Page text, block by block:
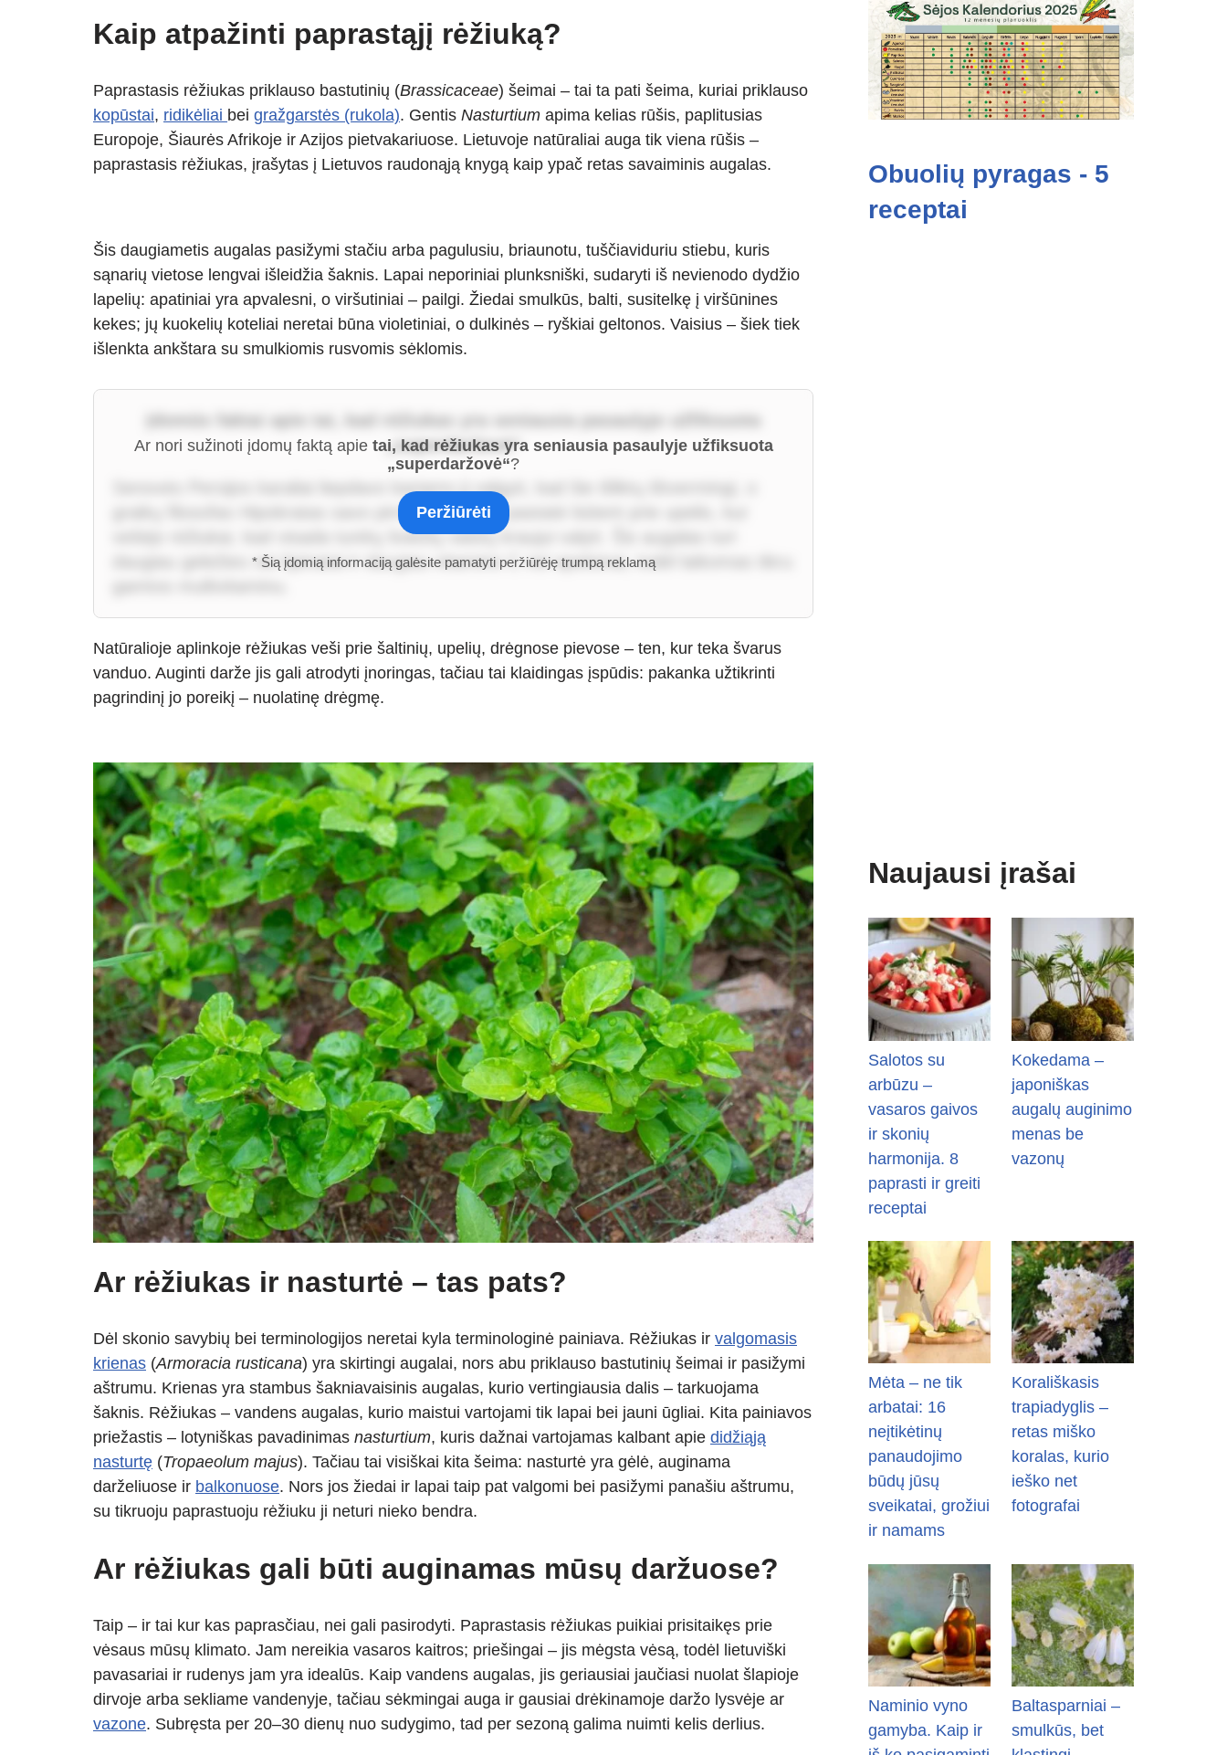
Kaip atpažinti paprastąjį rėžiuką?
Paprastasis rėžiukas priklauso bastutinių (Brassicaceae) šeimai – tai ta pati šeima, kuriai priklauso
kopūstai, ridikėliai bei gražgarstės (rukola). Gentis Nasturtium apima kelias rūšis, paplitusias
Europoje, Šiaurės Afrikoje ir Azijos pietvakariuose. Lietuvoje natūraliai auga tik viena rūšis –
paprastasis rėžiukas, įrašytas į Lietuvos raudonąją knygą kaip ypač retas savaiminis augalas.
Šis daugiametis augalas pasižymi stačiu arba pagulusiu, briaunotu, tuščiaviduriu stiebu, kuris
sąnarių vietose lengvai išleidžia šaknis. Lapai neporiniai plunksniški, sudaryti iš nevienodo dydžio
lapelių: apatiniai yra apvalesni, o viršutiniai – pailgi. Žiedai smulkūs, balti, susitelkę į viršūnines
kekes; jų kuokelių koteliai neretai būna violetiniai, o dulkinės – ryškiai geltonos. Vaisius – šiek tiek
išlenkta ankštara su smulkiomis rusvomis sėklomis.
Įdomūs faktai apie tai, kad rėžiukas yra seniausia pasaulyje užfiksuota
„superdaržovė“
Senovės Persijos karaliai liepdavo kariams jį valgyti, kad šie išliktų ištvermingi, o
graikų filosofas Hipokratas savo pirmąją ligoninę pastatė būtent prie upelio, kur
vešėjo rėžiukai, kad visada turėtų šviežių vaistų kraujui valyti. Šis augalas turi
daugiau geležies nei špinatai ir daugiau vitamino C nei apelsinai, todėl laikomas tikru
Ar nori sužinoti įdomų faktą apie tai, kad rėžiukas yra seniausia pasaulyje užfiksuota
„superdaržovė“?
Peržiūrėti
* Šią įdomią informaciją galėsite pamatyti peržiūrėję trumpą reklamą
Natūralioje aplinkoje rėžiukas veši prie šaltinių, upelių, drėgnose pievose – ten, kur teka švarus
vanduo. Auginti darže jis gali atrodyti įnoringas, tačiau tai klaidingas įspūdis: pakanka užtikrinti
pagrindinį jo poreikį – nuolatinę drėgmę.
Ar rėžiukas ir nasturtė – tas pats?
Dėl skonio savybių bei terminologijos neretai kyla terminologinė painiava. Rėžiukas ir valgomasis
krienas (Armoracia rusticana) yra skirtingi augalai, nors abu priklauso bastutinių šeimai ir pasižymi
aštrumu. Krienas yra stambus šakniavaisinis augalas, kurio vertingiausia dalis – tarkuojama
šaknis. Rėžiukas – vandens augalas, kurio maistui vartojami tik lapai bei jauni ūgliai. Kita painiavos
priežastis – lotyniškas pavadinimas nasturtium, kuris dažnai vartojamas kalbant apie didžiąją
nasturtę (Tropaeolum majus). Tačiau tai visiškai kita šeima: nasturtė yra gėlė, auginama
darželiuose ir balkonuose. Nors jos žiedai ir lapai taip pat valgomi bei pasižymi panašiu aštrumu,
su tikruoju paprastuoju rėžiuku ji neturi nieko bendra.
Ar rėžiukas gali būti auginamas mūsų daržuose?
Taip – ir tai kur kas paprasčiau, nei gali pasirodyti. Paprastasis rėžiukas puikiai prisitaikęs prie
vėsaus mūsų klimato. Jam nereikia vasaros kaitros; priešingai – jis mėgsta vėsą, todėl lietuviški
pavasariai ir rudenys jam yra idealūs. Kaip vandens augalas, jis geriausiai jaučiasi nuolat šlapioje
dirvoje arba sekliame vandenyje, tačiau sėkmingai auga ir gausiai drėkinamoje daržo lysvėje ar
vazone. Subręsta per 20–30 dienų nuo sudygimo, tad per sezoną galima nuimti kelis derlius.
Obuolių pyragas - 5
receptai
Naujausi įrašai
Salotos su
arbūzu –
vasaros gaivos
ir skonių
harmonija. 8
paprasti ir greiti
receptai
Kokedama –
japoniškas
augalų auginimo
menas be
vazonų
Mėta – ne tik
arbatai: 16
neįtikėtinų
panaudojimo
būdų jūsų
sveikatai, grožiui
ir namams
Korališkasis
trapiadyglis –
retas miško
koralas, kurio
ieško net
fotografai
Naminio vyno
gamyba. Kaip ir
Baltasparniai –
smulkūs, bet